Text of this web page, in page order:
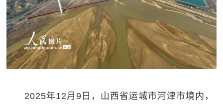
2025年12月9日，山西省运城市河津市境内，